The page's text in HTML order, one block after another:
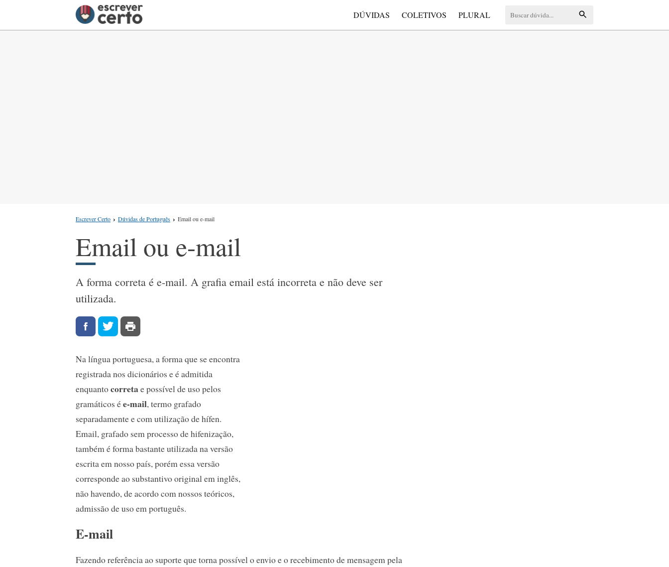
DÚVIDAS COLETIVOS PLURAL
Escrever Certo Dúvidas de Português Email ou e-mail
Email ou e-mail
A forma correta é e-mail. A grafia email está incorreta e não deve ser
utilizada.
Na língua portuguesa, a forma que se encontra
registrada nos dicionários e é admitida
enquantocorretae possível de uso pelos
gramáticos ée-mail, termo grafado
separadamente e com utilização de hífen.
Email, grafado sem processo de hifenização,
também é forma bastante utilizada na versão
escrita em nosso país, porém essa versão
corresponde ao substantivo original em inglês,
não havendo, de acordo com nossos teóricos,
admissão de uso em português.
E-mail
Fazendo referência ao suporte que torna possível o envio e o recebimento de mensagem pela